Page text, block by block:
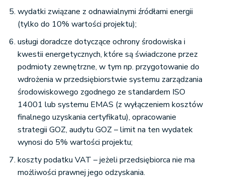
wydatki związane z odnawialnymi źródłami energii
(tylko do 10% wartości projektu);
usługi doradcze dotyczące ochrony środowiska i
kwestii energetycznych, które są świadczone przez
podmioty zewnętrzne, w tym np. przygotowanie do
wdrożenia w przedsiębiorstwie systemu zarządzania
środowiskowego zgodnego ze standardem ISO
14001 lub systemu EMAS (z wyłączeniem kosztów
finalnego uzyskania certyfikatu), opracowanie
strategii GOZ, audytu GOZ – limit na ten wydatek
wynosi do 5% wartości projektu;
koszty podatku VAT – jeżeli przedsiębiorca nie ma
możliwości prawnej jego odzyskania.